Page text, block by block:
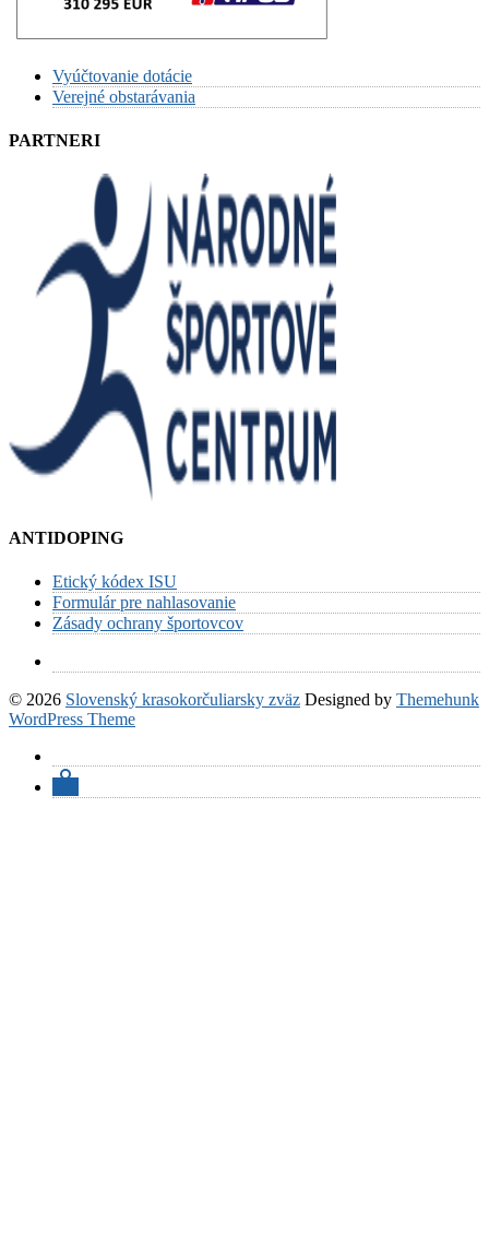
Vyúčtovanie dotácie
Verejné obstarávania
PARTNERI
ANTIDOPING
Etický kódex ISU
Formulár pre nahlasovanie
Zásady ochrany športovcov
© 2026 Slovenský krasokorčuliarsky zväz Designed by Themehunk
WordPress Theme